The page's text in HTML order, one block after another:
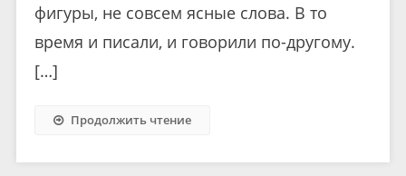
фигуры, не совсем ясные слова. В то
время и писали, и говорили по-другому.
[…]
Продолжить чтение